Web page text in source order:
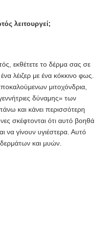
λειτουργεί;
εκθέτετε το δέρμα σας σε
λέιζερ με ένα κόκκινο φως.
μιτοχόνδρια,
δύναμης» των
και κάνει περισσότερη
σκέφτονται ότι αυτό βοηθά
να γίνουν υγιέστερα. Αυτό
δερμάτων και μυών.